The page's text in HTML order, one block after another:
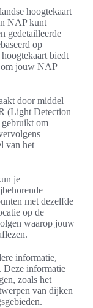
hoogtekaart
NAP kunt
gedetailleerde
op
biedt
om jouw NAP
door middel
(Light Detection
om
van het
je
met dezelfde
op de
waarop jouw
informatie,
Deze informatie
zoals het
van dijken